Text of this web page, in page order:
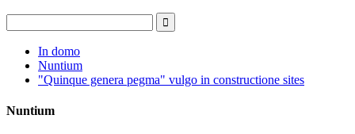
In domo
Nuntium
"Quinque genera pegma" vulgo in constructione sites
Nuntium